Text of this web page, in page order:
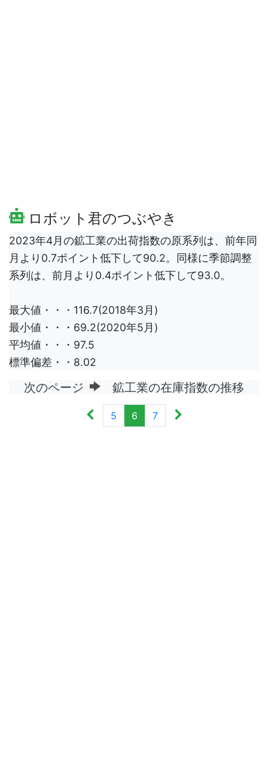
ロボット君のつぶやき
2023年4月の鉱工業の出荷指数の原系列は、前年同
月より0.7ポイント低下して90.2。同様に季節調整
系列は、前月より0.4ポイント低下して93.0。
最大値・・・116.7(2018年3月)
最小値・・・69.2(2020年5月)
平均値・・・97.5
標準偏差・・8.02
次のページ 鉱工業の在庫指数の推移
5 6 7